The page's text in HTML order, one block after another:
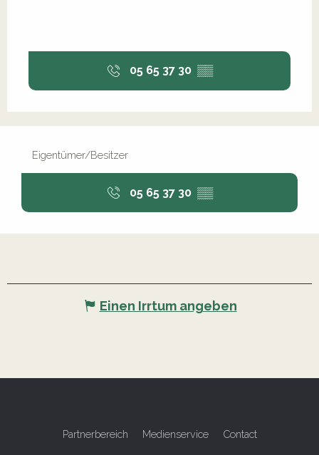
05 65 37 30 ▒▒
Eigentümer/Besitzer
05 65 37 30 ▒▒
Einen Irrtum angeben
Partnerbereich Medienservice Contact